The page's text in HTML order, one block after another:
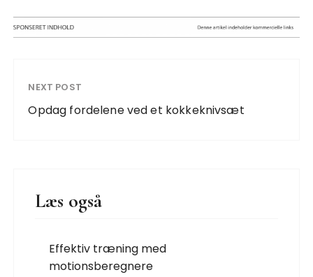
NEXT POST
Opdag fordelene ved et kokkeknivsæt
Læs også
Effektiv træning med
motionsberegnere